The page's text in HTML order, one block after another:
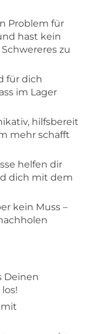
Problem für
hast kein
zu
für dich
im Lager
hilfsbereit
mehr schafft
helfen dir
dich mit dem
kein Muss –
Deinen
mit